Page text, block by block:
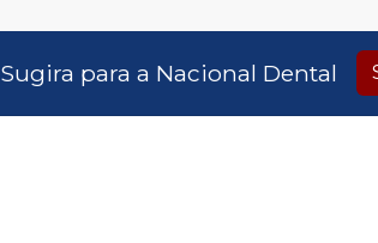
Sugira para a Nacional Dental